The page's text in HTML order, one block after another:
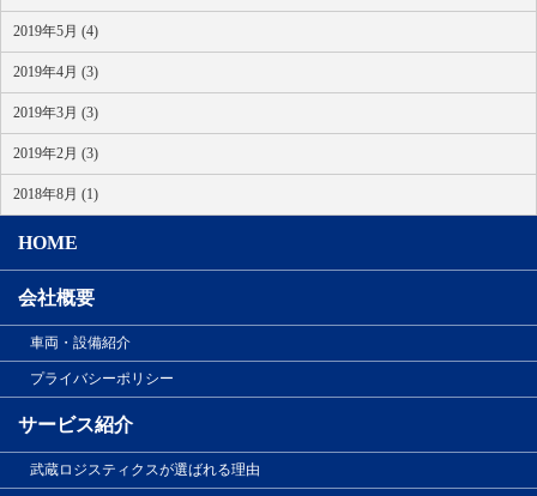
2019年5月 (4)
2019年4月 (3)
2019年3月 (3)
2019年2月 (3)
2018年8月 (1)
HOME
会社概要
車両・設備紹介
プライバシーポリシー
サービス紹介
武蔵ロジスティクスが選ばれる理由